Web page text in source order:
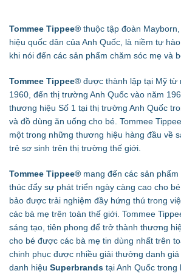
Tommee Tippee® thuộc tập đoàn
hiệu quốc dân của Anh Quốc, là niềm tự
khi nói đến các sản phẩm chăm sóc mẹ và
Tommee Tippee® được thành lập tại Mỹ từ
1960, đến thị trường Anh Quốc vào năm
thương hiệu Số 1 tại thị trường Anh Quốc
và đồ dùng ăn uống cho bé. Tommee
một trong những thương hiệu hàng đầu về
trẻ sơ sinh trên thị trường thế giới.
Tommee Tippee® mang đến các sản
thúc đẩy sự phát triển ngày càng cao cho
bảo được trải nghiệm đầy hứng thú trong
các bà mẹ trên toàn thế giới. Tommee
sáng tạo, tiên phong để trở thành thương
cho bé được các bà mẹ tin dùng nhất trên
chinh phục được nhiều giải thưởng danh
danh hiệu Superbrands tại Anh Quốc trong